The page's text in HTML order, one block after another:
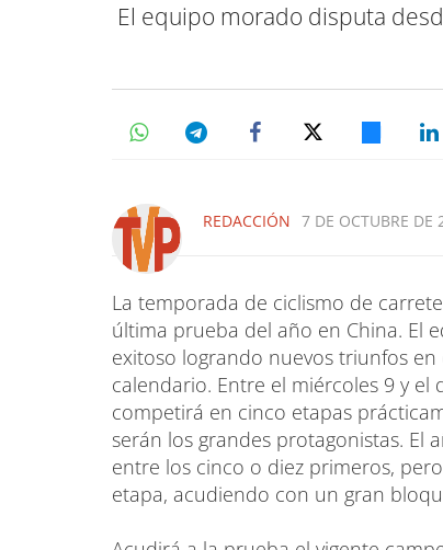
El equipo morado disputa
REDACCIÓN 7 DE OCTUBRE DE
La temporada de ciclismo de
última prueba del año en China. El
exitoso logrando nuevos triunfos
calendario. Entre el miércoles 9 y
competirá en cinco etapas
serán los grandes protagonistas. El
entre los cinco o diez primeros,
etapa, acudiendo con un gran